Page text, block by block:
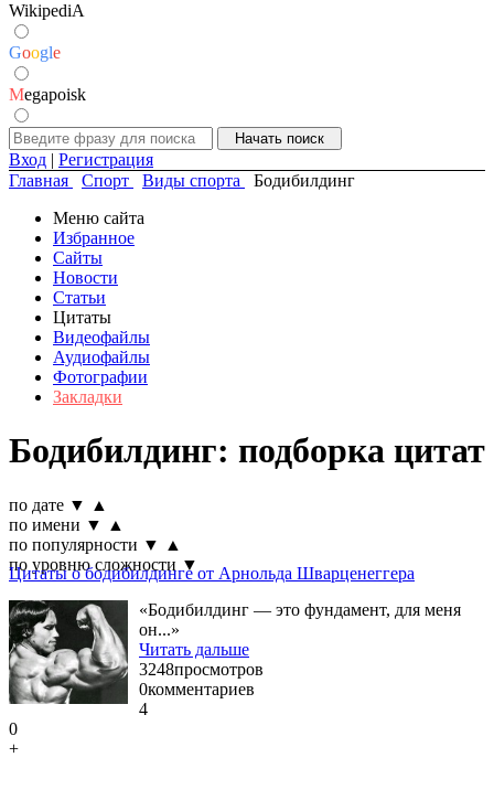
WikipediA
Google
Megapoisk
Вход | Регистрация
Главная
Спорт Виды спорта
Бодибилдинг
Меню сайта
Избранное
Сайты
Новости
Статьи
Цитаты
Видеофайлы
Аудиофайлы
Фотографии
Закладки
Бодибилдинг: подборка цитат
по дате ▼
▲
по имени ▼
▲
по популярности ▼
▲
по уровню сложности ▼
Цитаты о бодибилдинге от Арнольда Шварценеггера
«Бодибилдинг — это фундамент, для меня
он...»
Читать дальше
3248просмотров
0комментариев
4
0
+